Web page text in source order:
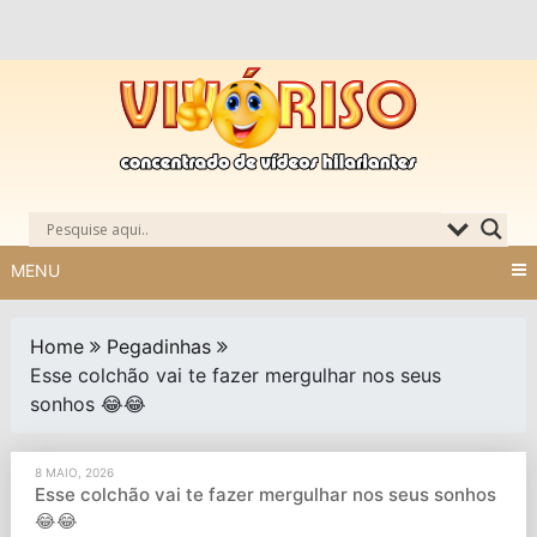
MENU
Home
Pegadinhas
Esse colchão vai te fazer mergulhar nos seus
sonhos 😂😂
8 MAIO, 2026
Esse colchão vai te fazer mergulhar nos seus sonhos
😂😂